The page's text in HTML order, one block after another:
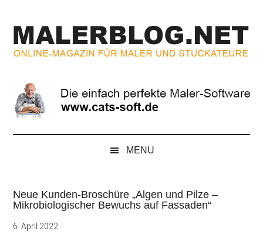
springen
secondary
menu
springen
springen
Magazin
für
Maler
und
MENU
Neue Kunden-Broschüre „Algen und Pilze –
Mikrobiologischer Bewuchs auf Fassaden“
6. April 2022